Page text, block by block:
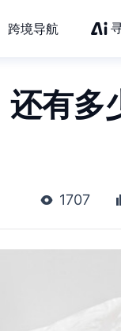
跨境导航
有多
1707